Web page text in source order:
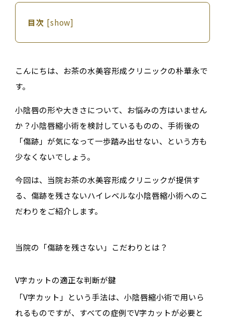
目次 [show]
こんにちは、お茶の水美容形成クリニックの朴華永で
す。
小陰唇の形や大きさについて、お悩みの方はいません
か？小陰唇縮小術を検討しているものの、手術後の
「傷跡」が気になって一歩踏み出せない、という方も
少なくないでしょう。
今回は、当院お茶の水美容形成クリニックが提供す
る、傷跡を残さないハイレベルな小陰唇縮小術へのこ
だわりをご紹介します。
当院の「傷跡を残さない」こだわりとは？
V字カットの適正な判断が鍵
「V字カット」という手法は、小陰唇縮小術で用いら
れるものですが、すべての症例でV字カットが必要と